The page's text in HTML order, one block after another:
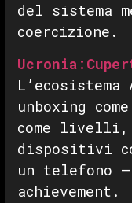
del sistema
coercizione.
L’ecosistema
unboxing
come livelli,
dispositivi
un telefono
achievement.